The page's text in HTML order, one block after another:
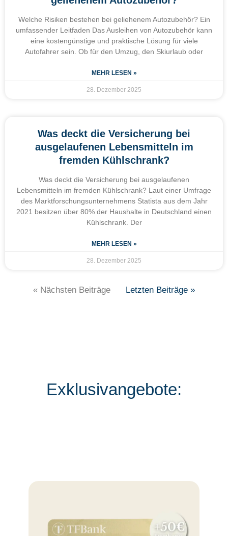
Welche Risiken bestehen bei geliehenem Autozubehör? Ein
umfassender Leitfaden Das Ausleihen von Autozubehör kann
eine kostengünstige und praktische Lösung für viele
Autofahrer sein. Ob für den Umzug, den Skiurlaub oder
MEHR LESEN »
28. Dezember 2025
Was deckt die Versicherung bei
ausgelaufenen Lebensmitteln im
fremden Kühlschrank?
Was deckt die Versicherung bei ausgelaufenen
Lebensmitteln im fremden Kühlschrank? Laut einer Umfrage
des Marktforschungsunternehmens Statista aus dem Jahr
2021 besitzen über 80% der Haushalte in Deutschland einen
Kühlschrank. Der
MEHR LESEN »
28. Dezember 2025
« Nächsten Beiträge Letzten Beiträge »
Exklusivangebote: